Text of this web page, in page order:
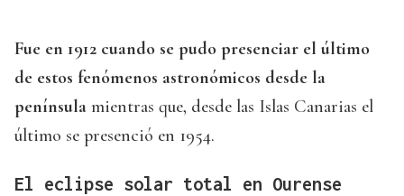
Fue en 1912 cuando se pudo presenciar el último
de estos fenómenos astronómicos desde la
península mientras que, desde las Islas Canarias el
último se presenció en 1954.
El eclipse solar total en Ourense